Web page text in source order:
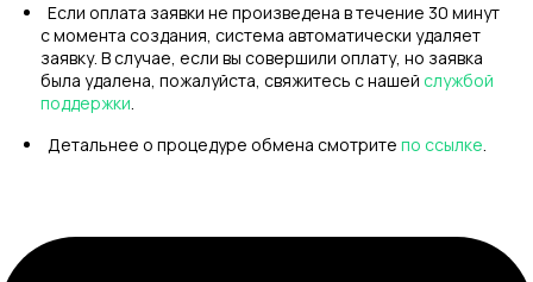
Если оплата заявки не произведена в течение 30 минут
с момента создания, система автоматически удаляет
заявку. В случае, если вы совершили оплату, но заявка
была удалена, пожалуйста, свяжитесь с нашей службой
поддержки.
Детальнее о процедуре обмена смотрите по ссылке.